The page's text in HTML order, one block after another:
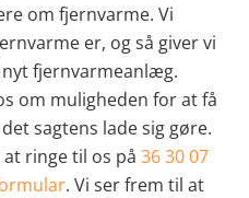
om fjernvarme. Vi
er, og så giver vi
fjernvarmeanlæg.
om muligheden for at få
sagtens lade sig gøre.
ringe til os på 36 30 07
. Vi ser frem til at